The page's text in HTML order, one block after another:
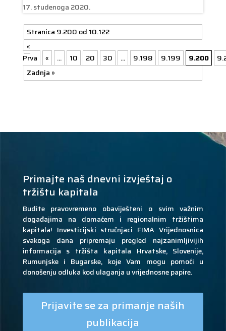
17. studenoga 2020.
Stranica 9.200 od 10.122
«
Prva
« ... 10 20 30 ... 9.198 9.199 9.200
Zadnja »
Primajte naš dnevni izvještaj o
tržištu kapitala
Budite pravovremeno obaviješteni o svim važnim
događajima na domaćem i regionalnim tržištima
kapitala! Investicijski stručnjaci FIMA Vrijednosnica
svakoga dana pripremaju pregled najzanimljivijih
informacija s tržišta kapitala Hrvatske, Slovenije,
Rumunjske i Bugarske, koje Vam mogu pomoći u
donošenju odluka kod ulaganja u vrijednosne papire.
Prijavite se za primanje naših
publikacija